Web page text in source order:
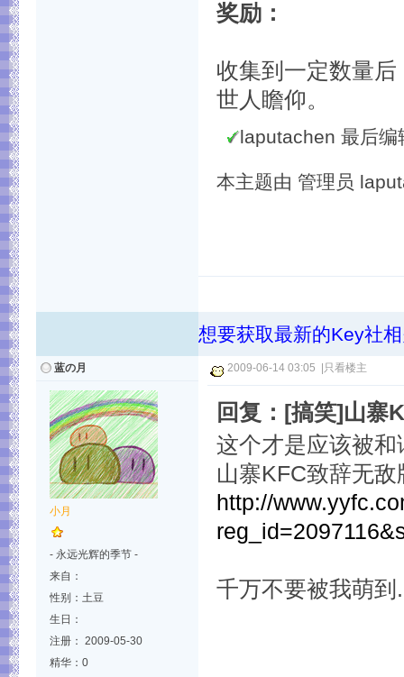
奖励：
收集到一定数量
世人瞻仰。
laputachen 最后
本主题由 管理员
想要获取最新的Key社
蓝の月
小月
- 永远光辉的季节 -
来自：
性别：土豆
生日：
注册： 2009-05-30
精华：0
2009-06-14 03:05 只看楼主
回复：[搞笑]山寨
这个才是应该被和
山寨KFC致辞无
http://
千万不要被我萌